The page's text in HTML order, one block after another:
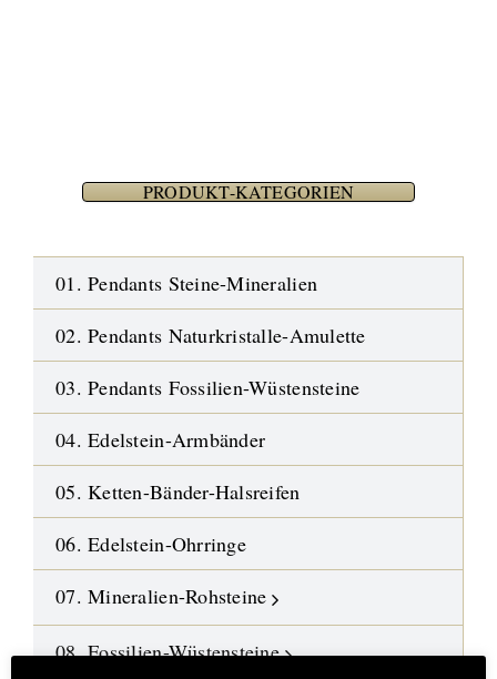
PRODUKT-KATEGORIEN
01. Pendants Steine-Mineralien
02. Pendants Naturkristalle-Amulette
03. Pendants Fossilien-Wüstensteine
04. Edelstein-Armbänder
05. Ketten-Bänder-Halsreifen
06. Edelstein-Ohrringe
07. Mineralien-Rohsteine
08. Fossilien-Wüstensteine